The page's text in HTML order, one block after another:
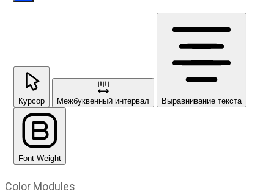
Курсор Межбуквенный интервал Выравнивание текста
Font Weight
Color Modules